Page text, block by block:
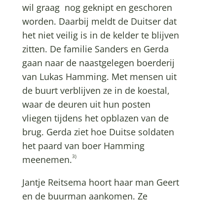
wil graag nog geknipt en geschoren
worden. Daarbij meldt de Duitser dat
het niet veilig is in de kelder te blijven
zitten. De familie Sanders en Gerda
gaan naar de naastgelegen boerderij
van Lukas Hamming. Met mensen uit
de buurt verblijven ze in de koestal,
waar de deuren uit hun posten
vliegen tijdens het opblazen van de
brug. Gerda ziet hoe Duitse soldaten
het paard van boer Hamming
meenemen.3)
Jantje Reitsema hoort haar man Geert
en de buurman aankomen. Ze